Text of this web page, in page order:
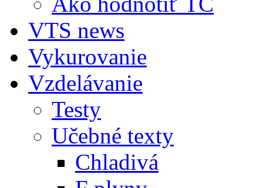
VTS news
Vykurovanie
Vzdelávanie
Testy
Učebné texty
Chladivá